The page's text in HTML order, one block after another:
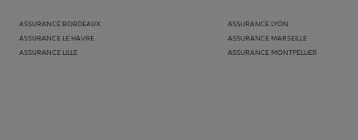
ASSURANCE BORDEAUX
ASSURANCE LE HAVRE
ASSURANCE LILLE
ASSURANCE LYON
ASSURANCE MARSEILLE
ASSURANCE MONTPELLIER